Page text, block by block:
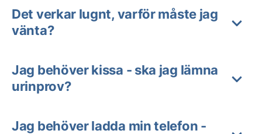
Det verkar lugnt, varför måste jag
vänta?
Jag behöver kissa - ska jag lämna
urinprov?
Jag behöver ladda min telefon -